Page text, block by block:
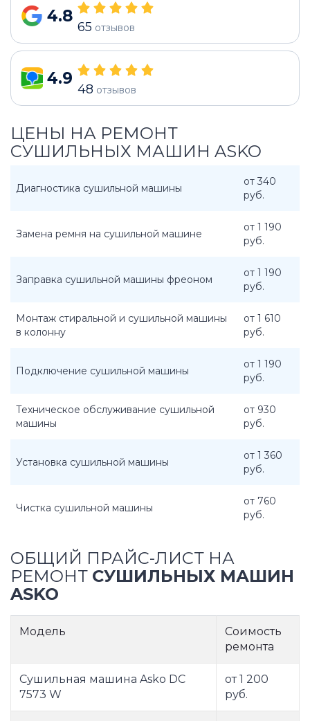
4.8
65 отзывов
4.9
48 отзывов
ЦЕНЫ НА РЕМОНТ
СУШИЛЬНЫХ МАШИН ASKO
Диагностика сушильной машины
от 340
руб.
Замена ремня на сушильной машине
от 1 190
руб.
Заправка сушильной машины фреоном
от 1 190
руб.
Монтаж стиральной и сушильной машины
в колонну
от 1 610
руб.
Подключение сушильной машины
от 1 190
руб.
Техническое обслуживание сушильной
машины
от 930
руб.
Установка сушильной машины
от 1 360
руб.
Чистка сушильной машины
от 760
руб.
ОБЩИЙ ПРАЙС-ЛИСТ НА
РЕМОНТ СУШИЛЬНЫХ МАШИН
ASKO
Модель
Соимость
ремонта
Сушильная машина Asko DC
7573 W
от 1 200
руб.